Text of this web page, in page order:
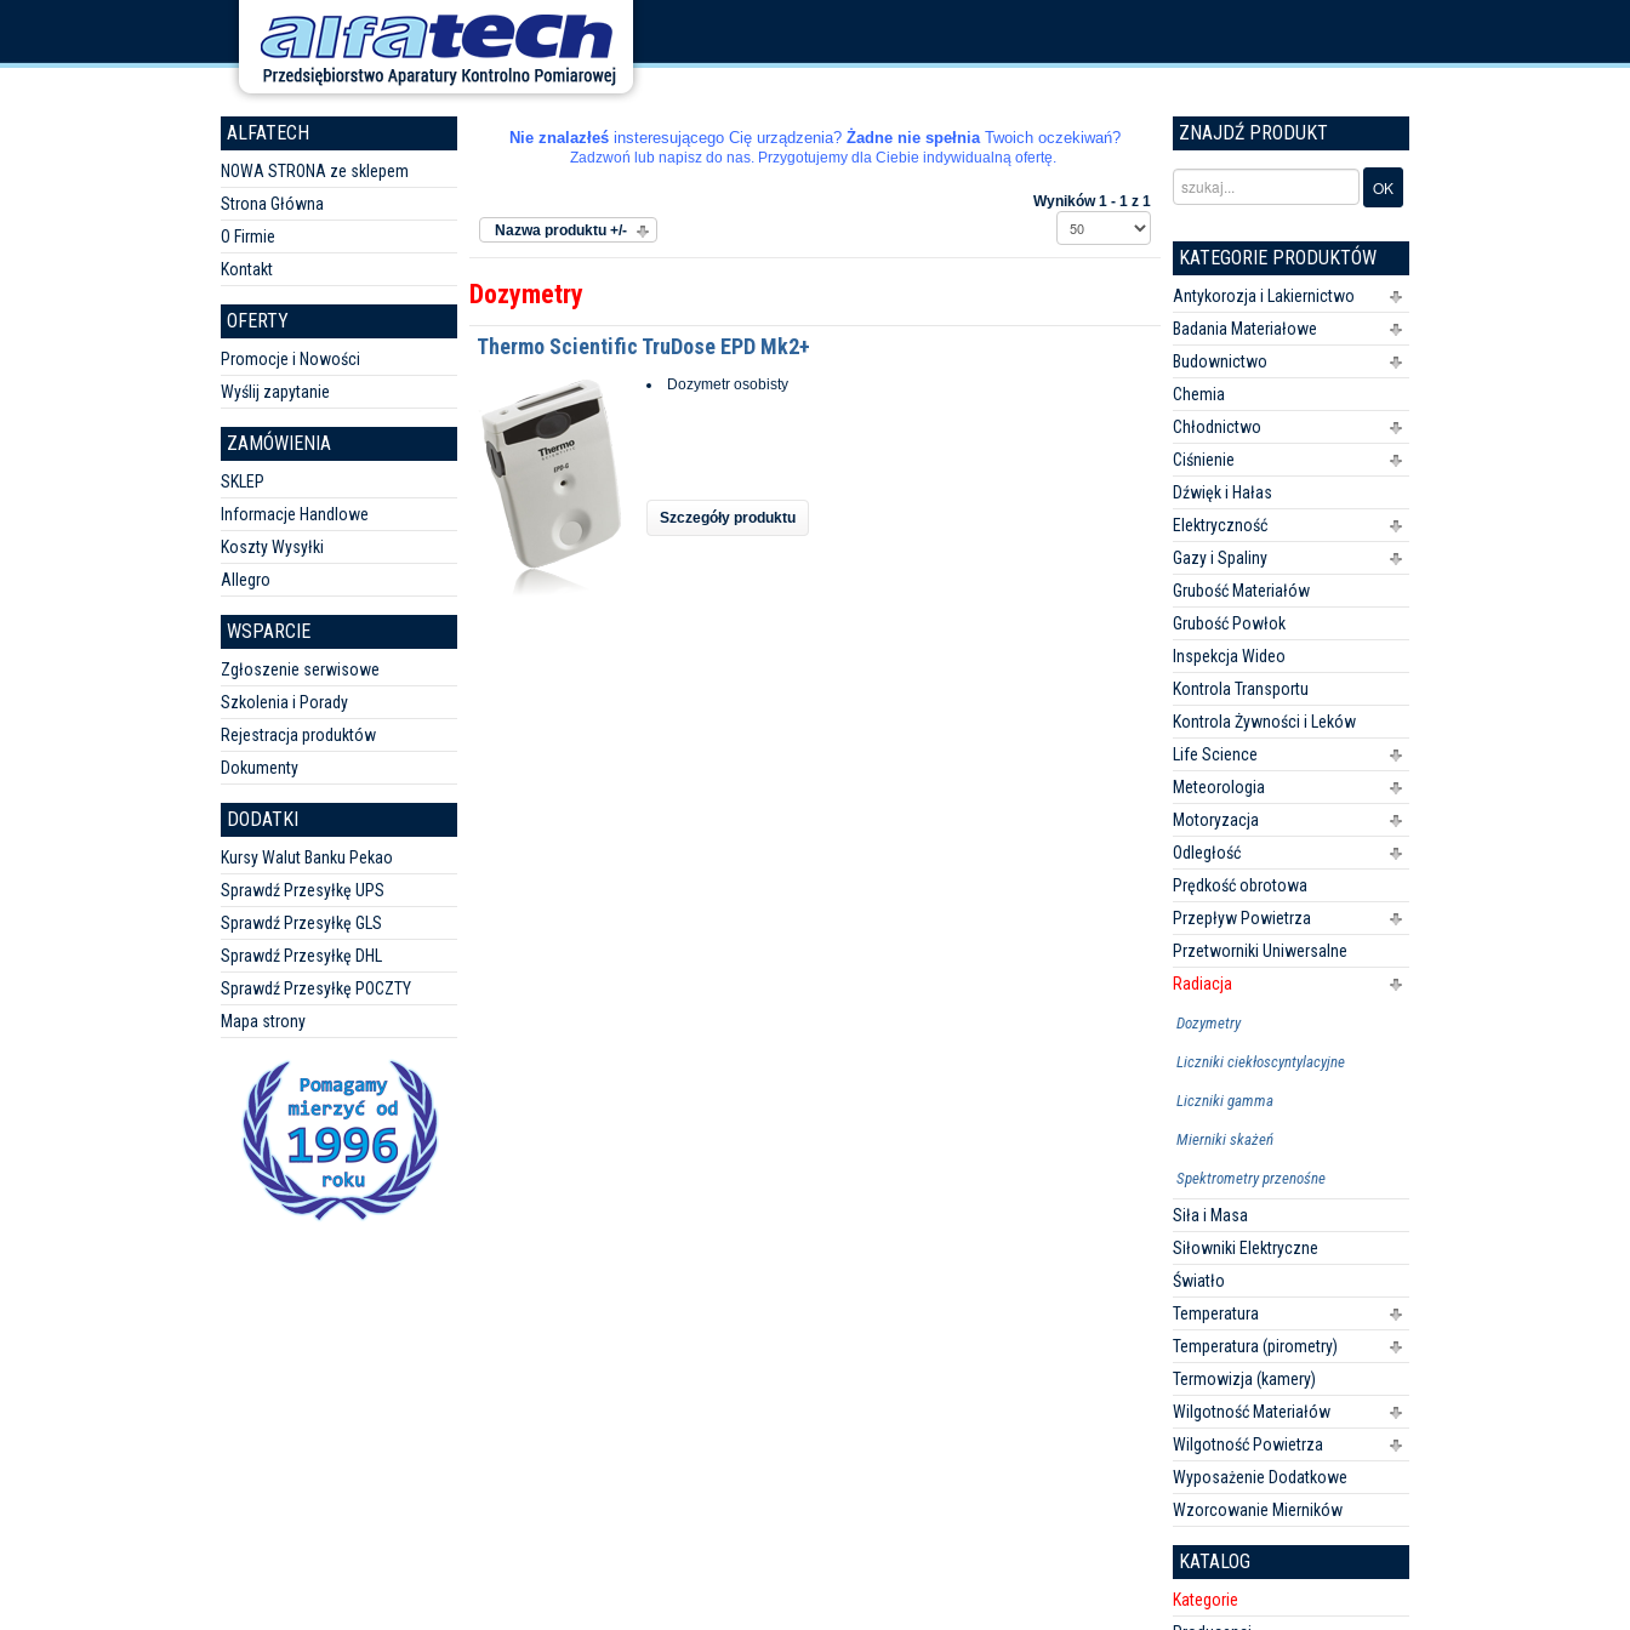
ALFATECH
NOWA STRONA ze sklepem
Strona Główna
O Firmie
Kontakt
OFERTY
Promocje i Nowości
Wyślij zapytanie
ZAMÓWIENIA
SKLEP
Informacje Handlowe
Koszty Wysyłki
Allegro
WSPARCIE
Zgłoszenie serwisowe
Szkolenia i Porady
Rejestracja produktów
Dokumenty
DODATKI
Kursy Walut Banku Pekao
Sprawdź Przesyłkę UPS
Sprawdź Przesyłkę GLS
Sprawdź Przesyłkę DHL
Sprawdź Przesyłkę POCZTY
Mapa strony
Nie znalazłeś insteresującego Cię urządzenia? Żadne nie spełniaTwoich oczekiwań?
Zadzwoń lub napisz do nas. Przygotujemy dla Ciebie indywidualną ofertę.
Nazwa produktu +/-
Wyników 1 - 1 z 1
Dozymetry
Thermo Scientific TruDose EPD Mk2+
Dozymetr osobisty
Szczegóły produktu
ZNAJDŹ PRODUKT
KATEGORIE PRODUKTÓW
Antykorozja i Lakiernictwo
Badania Materiałowe
Budownictwo
Chemia
Chłodnictwo
Ciśnienie
Dźwięk i Hałas
Elektryczność
Gazy i Spaliny
Grubość Materiałów
Grubość Powłok
Inspekcja Wideo
Kontrola Transportu
Kontrola Żywności i Leków
Life Science
Meteorologia
Motoryzacja
Odległość
Prędkość obrotowa
Przepływ Powietrza
Przetworniki Uniwersalne
Radiacja
Dozymetry
Liczniki ciekłoscyntylacyjne
Liczniki gamma
Mierniki skażeń
Spektrometry przenośne
Siła i Masa
Siłowniki Elektryczne
Światło
Temperatura
Temperatura (pirometry)
Termowizja (kamery)
Wilgotność Materiałów
Wilgotność Powietrza
Wyposażenie Dodatkowe
Wzorcowanie Mierników
KATALOG
Kategorie